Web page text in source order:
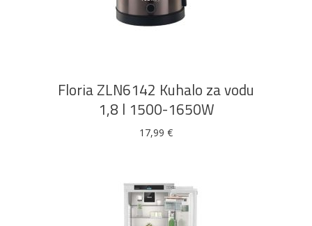
DODAJ U KOŠARICU
Floria ZLN6142 Kuhalo za vodu
1,8 l 1500-1650W
17,99 €